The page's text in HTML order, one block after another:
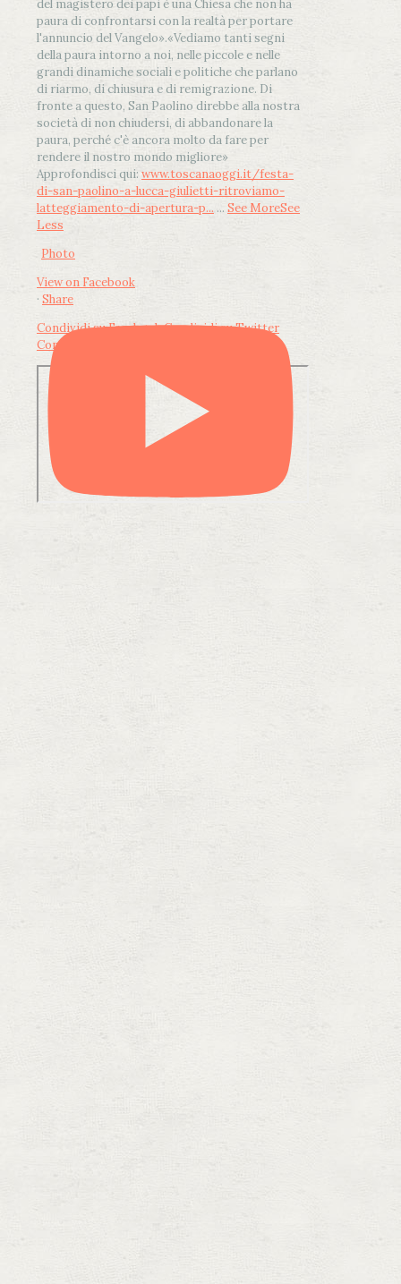
del magistero dei papi è una Chiesa che non ha
paura di confrontarsi con la realtà per portare
l'annuncio del Vangelo».«Vediamo tanti segni
della paura intorno a noi, nelle piccole e nelle
grandi dinamiche sociali e politiche che parlano
di riarmo, di chiusura e di remigrazione. Di
fronte a questo, San Paolino direbbe alla nostra
società di non chiudersi, di abbandonare la
paura, perché c'è ancora molto da fare per
rendere il nostro mondo migliore»
Approfondisci qui: www.toscanaoggi.it/festa-
di-san-paolino-a-lucca-giulietti-ritroviamo-
latteggiamento-di-apertura-p... ... See MoreSee
Less
Photo
View on Facebook
· Share
Condividi su FacebookCondividi su Twitter
Condividi su LinkedIn